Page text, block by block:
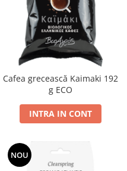
Cafea grecească Kaimaki 192
g ECO
INTRA IN CONT
NOU